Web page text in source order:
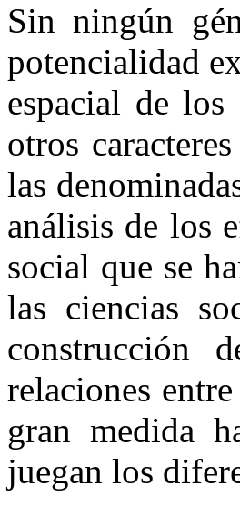
Sin ningún
potencialidad
espacial de
otros
las
análisis de los
social que se
las ciencias
construcción
relaciones
gran medida
juegan los